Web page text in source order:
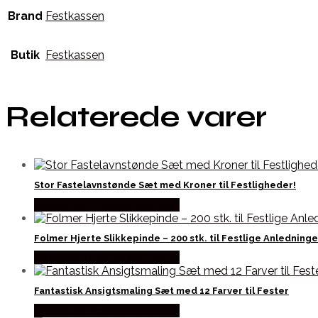
Brand Festkassen
Butik Festkassen
Relaterede varer
Stor Fastelavnstønde Sæt med Kroner til Festligheder!
Folmer Hjerte Slikkepinde – 200 stk. til Festlige
Fantastisk Ansigtsmaling Sæt med 12 Farver til Fester